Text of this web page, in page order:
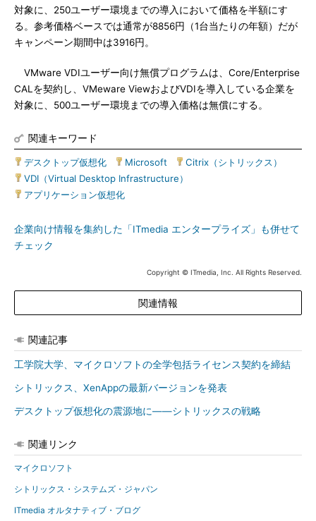
対象に、250ユーザー環境までの導入において価格を半額にす
る。参考価格ベースでは通常が8856円（1台当たりの年額）だが
キャンペーン期間中は3916円。
VMware VDIユーザー向け無償プログラムは、Core/Enterprise
CALを契約し、VMeware ViewおよびVDIを導入している企業を
対象に、500ユーザー環境までの導入価格は無償にする。
関連キーワード
デスクトップ仮想化 Microsoft Citrix（シトリックス）
VDI（Virtual Desktop Infrastructure）
アプリケーション仮想化
企業向け情報を集約した「ITmedia エンタープライズ」も併せて
チェック
Copyright © ITmedia, Inc. All Rights Reserved.
関連情報
関連記事
工学院大学、マイクロソフトの全学包括ライセンス契約を締結
シトリックス、XenAppの最新バージョンを発表
デスクトップ仮想化の震源地に――シトリックスの戦略
関連リンク
マイクロソフト
シトリックス・システムズ・ジャパン
ITmedia オルタナティブ・ブログ